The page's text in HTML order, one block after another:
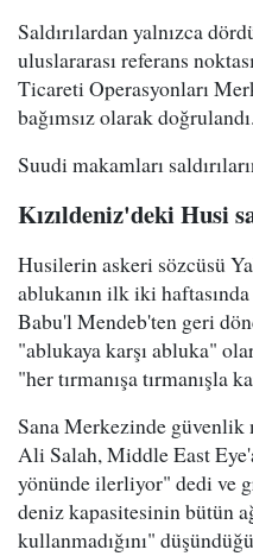
Saldırılardan yalnızca
uluslararası referans
Ticareti Operasyonları
bağımsız olarak doğrulandı.
Suudi makamları
Kızıldeniz'deki Husi
Husilerin askeri sözcüsü
ablukanın ilk iki
Babu'l Mendeb'ten geri
"ablukaya karşı abluka"
"her tırmanışa tırmanışla
Sana Merkezinde güvenlik
Ali Salah, Middle East
yönünde ilerliyor" dedi ve
deniz kapasitesinin bütün
kullanmadığını"